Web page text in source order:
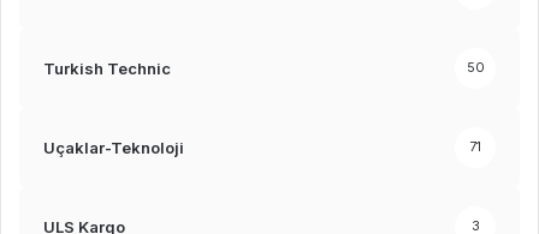
Turkish Technic 50
Uçaklar-Teknoloji 71
ULS Kargo 3